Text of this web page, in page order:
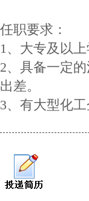
任职要求：
1、大专及以
2、具备一定
出差。
3、有大型化